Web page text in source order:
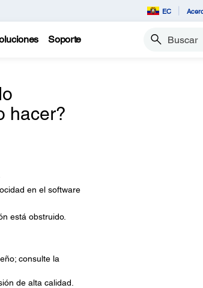
EC
Soporte Buscar
hacer?
en el software
está obstruido.
consulte la
de alta calidad.